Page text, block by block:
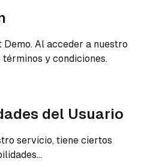
Demo. Al acceder a nuestro
y condiciones.
del Usuario
servicio, tiene ciertos